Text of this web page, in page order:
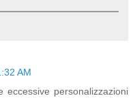
AM
eccessive personalizzazioni